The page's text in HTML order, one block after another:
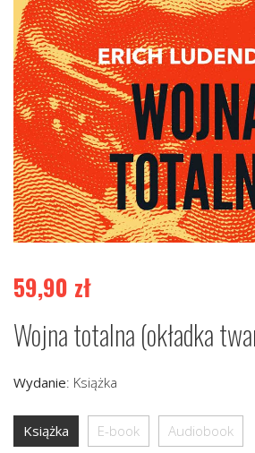
59,90 zł
Wojna totalna (okładka
Wydanie: Książka
Książka E-book Audiobook